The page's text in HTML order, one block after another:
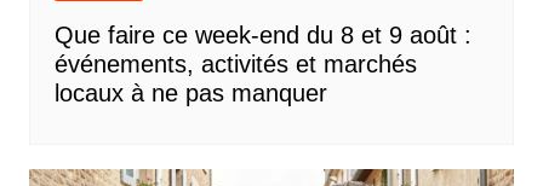
Que faire ce week-end du 8 et 9 août :
événements, activités et marchés
locaux à ne pas manquer